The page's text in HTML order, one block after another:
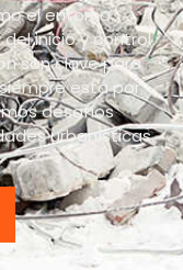
el entorno.
inicio y control
son clave para
está por
desafíos
urbanísticas.